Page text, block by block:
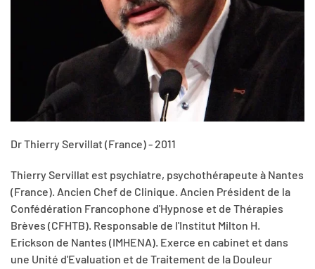
Dr Thierry Servillat (France) - 2011
Thierry Servillat est psychiatre, psychothérapeute à Nantes
(France). Ancien Chef de Clinique. Ancien Président de la
Confédération Francophone d'Hypnose et de Thérapies
Brèves (CFHTB). Responsable de l'Institut Milton H.
Erickson de Nantes (IMHENA). Exerce en cabinet et dans
une Unité d'Evaluation et de Traitement de la Douleur